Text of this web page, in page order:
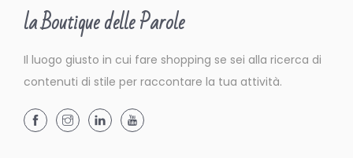
la Boutique delle Parole
Il luogo giusto in cui fare shopping se sei alla ricerca di
contenuti di stile per raccontare la tua attività.